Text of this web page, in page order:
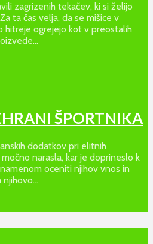
zagrizenih tekačev, ki si želijo
ta čas velja, da se mišice v
hitreje ogrejejo kot v preostalih
ŠPORTNIKA
dodatkov pri elitnih
narasla, kar je doprineslo k
oceniti njihov vnos in